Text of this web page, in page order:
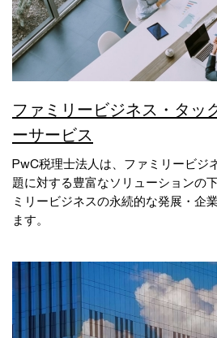
ファミリービジネス・タッ
ーサービス
PwC税理士法人は、ファミリービジ
題に対する豊富なソリューションの
ミリービジネスの永続的な発展・企
ます。